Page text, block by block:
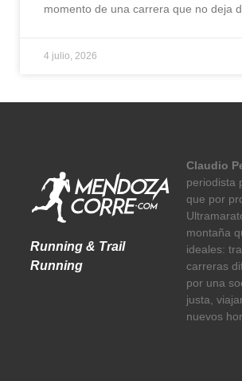
momento de una carrera que no deja
4 julio, 2026
Running & Trail
Running
Claudio
periodista
que por
montaña
ideales:
carreras
por una
justa,
nuevos